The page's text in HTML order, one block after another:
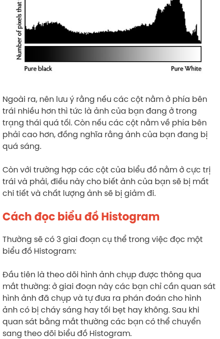
Ngoài ra, nên lưu ý rằng nếu các cột nằm ở phía bên
trái nhiều hơn thì tức là ảnh của bạn đang ở trong
trạng thái quá tối. Còn nếu các cột nằm về phía bên
phải cao hơn, đồng nghĩa rằng ảnh của bạn đang bị
quá sáng.
Còn với trường hợp các cột của biểu đồ nằm ở cực trị
trái và phải, điều này cho biết ảnh của bạn sẽ bị mất
chi tiết và chất lượng ảnh sẽ bị giảm đi.
Cách đọc biểu đồ Histogram
Thường sẽ có 3 giai đoạn cụ thể trong việc đọc một
biểu đồ Histogram:
Đầu tiên là theo dõi hình ảnh chụp được thông qua
mắt thường: ở giai đoạn này các bạn chỉ cần quan sát
hình ảnh đã chụp và tự đưa ra phán đoán cho hình
ảnh có bị cháy sáng hay tối bẹt hay không. Sau khi
quan sát bằng mắt thường các bạn có thể chuyển
sang theo dõi biểu đồ Histogram.